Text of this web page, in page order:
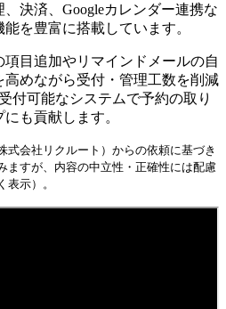
決済、Googleカレンダー連携な
を豊富に搭載しています。
目追加やリマインドメールの自
めながら受付・管理工数を削減
付可能なシステムで予約の取り
も貢献します。
会社リクルート）からの依頼に基づき
ますが、内容の中立性・正確性には配慮
表示）。